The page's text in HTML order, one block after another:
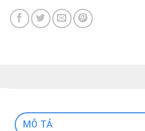
MÔ TẢ